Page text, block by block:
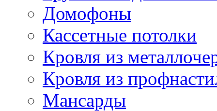
Домофоны
Кассетные потолки
Кровля из
Кровля из
Мансарды